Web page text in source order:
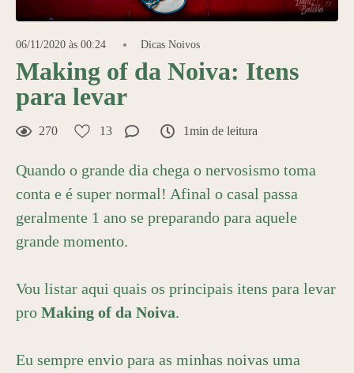
06/11/2020 às 00:24 Dicas Noivos
Making of da Noiva: Itens
para levar
270 13 1min de leitura
Quando o grande dia chega o nervosismo toma
conta e é super normal! Afinal o casal passa
geralmente 1 ano se preparando para aquele
grande momento.
Vou listar aqui quais os principais itens para levar
pro Making of da Noiva.
Eu sempre envio para as minhas noivas uma